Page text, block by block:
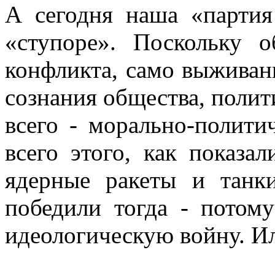
А сегодня наша
«ступоре». Поскольку
конфликта, само
сознания общества,
всего - морально-
всего этого, как
ядерные ракеты и
победили тогда -
идеологическую войну.